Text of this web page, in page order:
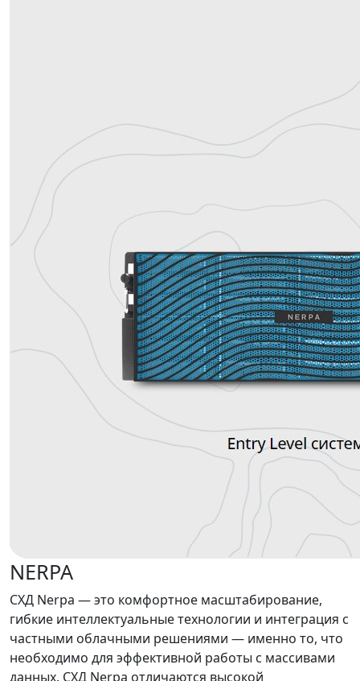
NERPA
СХД Nerpa — это комфортное масштабирование,
гибкие интеллектуальные технологии и интеграция с
частными облачными решениями — именно то, что
необходимо для эффективной работы с массивами
данных. СХД Nerpa отличаются высокой